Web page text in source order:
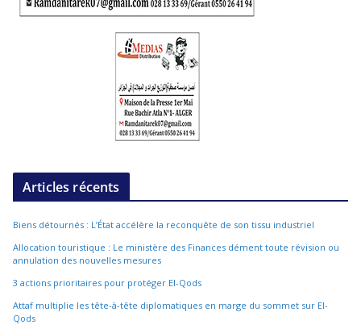
Articles récents
Biens détournés : L’État accélère la reconquête de son tissu industriel
Allocation touristique : Le ministère des Finances dément toute révision ou
annulation des nouvelles mesures
3 actions prioritaires pour protéger El-Qods
Attaf multiplie les tête-à-tête diplomatiques en marge du sommet sur El-
Qods